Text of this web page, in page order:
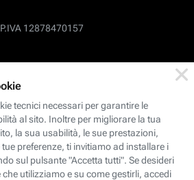
P.IVA 12878470157